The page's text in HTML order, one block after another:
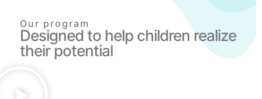
Our program
Designed to help children realize
their potential